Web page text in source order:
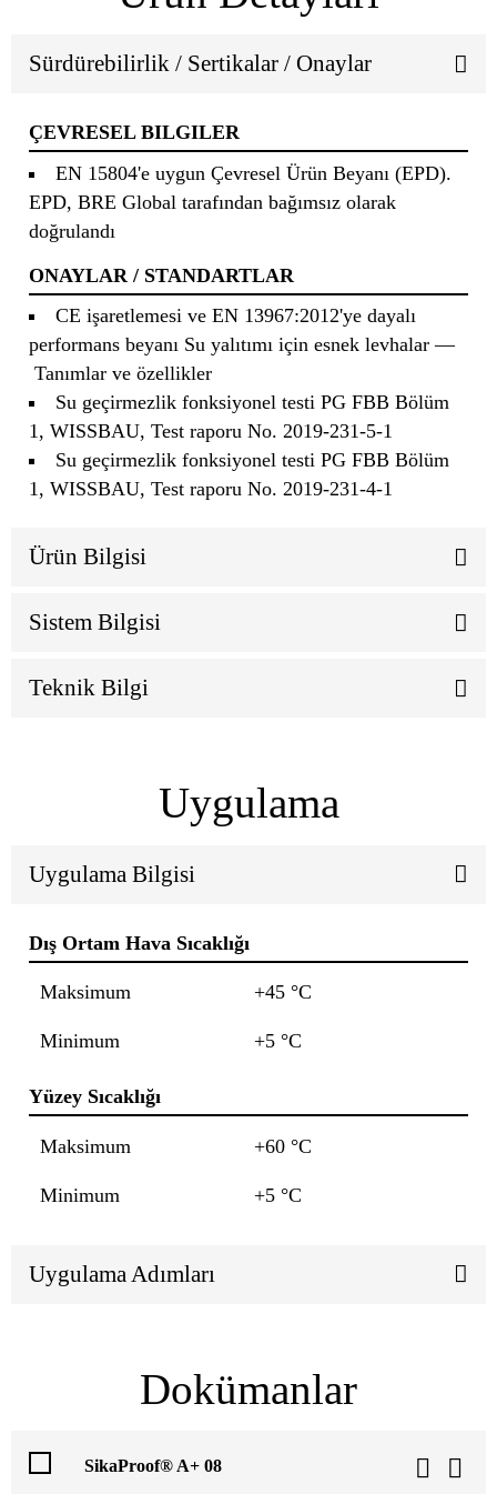
Sürdürebilirlik / Sertikalar / Onaylar
ÇEVRESEL BILGILER
EN 15804'e uygun Çevresel Ürün Beyanı (EPD).
EPD, BRE Global tarafından bağımsız olarak
doğrulandı
ONAYLAR / STANDARTLAR
CE işaretlemesi ve EN 13967:2012'ye dayalı
performans beyanı Su yalıtımı için esnek levhalar —
Tanımlar ve özellikler
Su geçirmezlik fonksiyonel testi PG FBB Bölüm
1, WISSBAU, Test raporu No. 2019-231-5-1
Su geçirmezlik fonksiyonel testi PG FBB Bölüm
1, WISSBAU, Test raporu No. 2019-231-4-1
Ürün Bilgisi
Sistem Bilgisi
Teknik Bilgi
Uygulama
Uygulama Bilgisi
Dış Ortam Hava Sıcaklığı
Maksimum +45 °C
Minimum +5 °C
Yüzey Sıcaklığı
Maksimum +60 °C
Minimum +5 °C
Uygulama Adımları
Dokümanlar
SikaProof® A+ 08